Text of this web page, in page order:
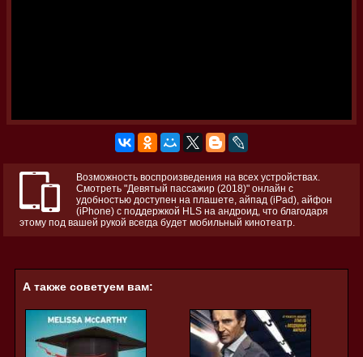
Возможность воспроизведения на всех устройствах.
Смотреть "Девятый пассажир (2018)" онлайн с
удобностью доступен на плашете, айпад (iPad), айфон
(iPhone) с поддержкой HLS на андроид, что благодаря
этому под вашей рукой всегда будет мобильный кинотеатр.
А также советуем вам: